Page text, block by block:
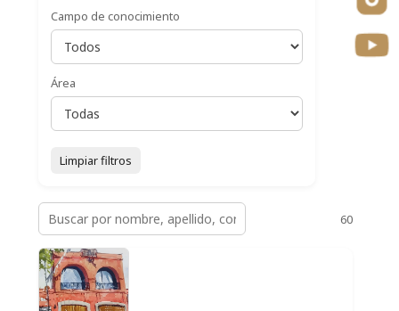
Campo de conocimiento
Área
Limpiar filtros
60